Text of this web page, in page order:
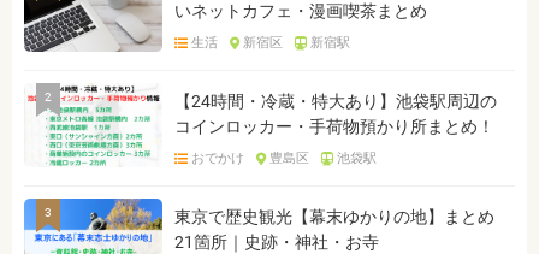
いネットカフェ・漫画喫茶まとめ
生活 新宿区 新宿駅
2
【24時間・冷蔵・特大あり】池袋駅周辺の
コインロッカー・手荷物預かり所まとめ！
おでかけ 豊島区 池袋駅
3
東京で歴史観光【幕末ゆかりの地】まとめ
21箇所｜史跡・神社・お寺